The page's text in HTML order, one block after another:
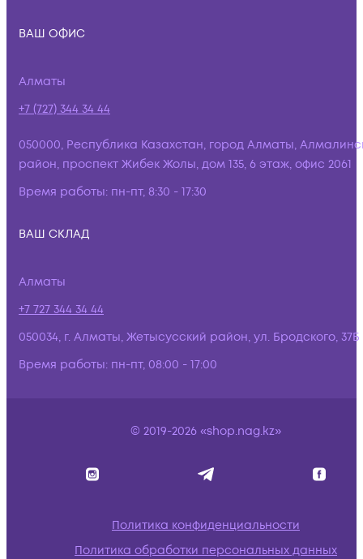
ВАШ ОФИС
Алматы
+7 (727) 344 34 44
050000, Республика Казахстан, город Алматы,
район, проспект Жибек Жолы, дом 135, 6 этаж, офис 2061
Время работы: пн-пт, 8:30 - 17:30
ВАШ СКЛАД
Алматы
+7 727 344 34 44
050034, г. Алматы, Жетысусский район, ул. Бродского, 37Б
Время работы: пн-пт, 08:00 - 17:00
© 2019-2026 «shop.nag.kz»
Политика конфиденциальности
Политика обработки персональных данных